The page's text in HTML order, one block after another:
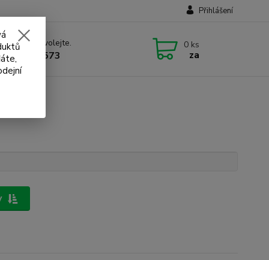
Přihlášení
rady? Zavolejte.
707 573
0 ks
za